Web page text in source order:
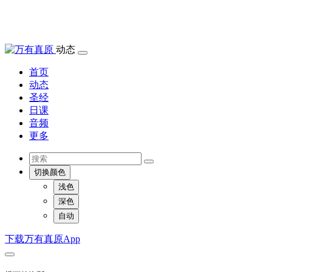
动态
首页
动态
圣经
日课
音频
更多
切换颜色
浅色
深色
自动
下载万有真原App